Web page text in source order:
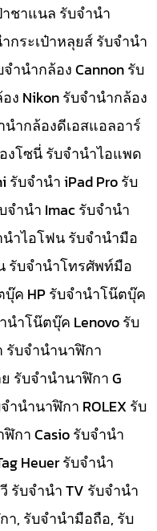
าชาแนล รับจำนำ
ำกระเป๋าหลุยส์ รับจำนำ
ำนำกล้อง Cannon รับ
Nikon รับจำนำกล้อง
นำกล้องดีเอสแอลอาร์
งโซนี่ รับจำนำไอแพด
รับจำนำ iPad Pro รับ
ำนำ Imac รับจำนำ
นำไอโฟน รับจำนำมือ
รับจำนำโทรศัพท์มือ
ค HP รับจำนำโน๊ตบุ๊ค
นำโน๊ตบุ๊ค Lenovo รับ
รับจำนำนาฬิกา
รับจำนำนาฬิกา G
นำนาฬิกา ROLEX รับ
กา Casio รับจำนำ
Heuer รับจำนำ
รับจำนำ TV รับจำนำ
า, รับจำนำมือถือ, รับ